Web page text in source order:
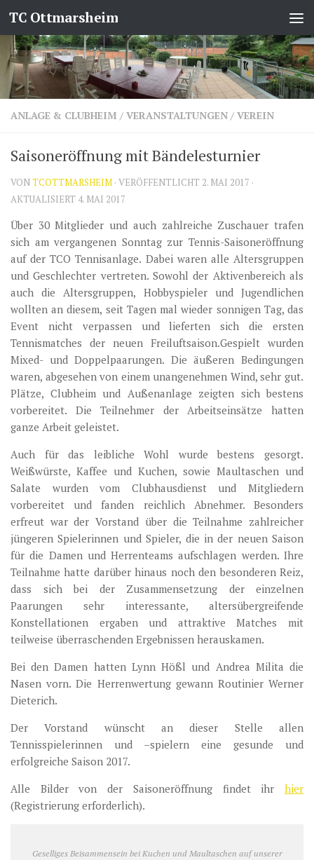
Zum Inhalt springen
TC Ottmarsheim
ANLAGE & CLUBHEIM / VERANSTALTUNGEN / VEREIN
Saisoneröffnung mit Bändelesturnier
VONTCOTTMARSHEIM · VERÖFFENTLICHT 2. MAI 2017 ·
AKTUALISIERT 4. MAI 2017
Über 30 Mitglieder und auch zahlreiche Zuschauer trafen
sich am vergangenen Sonntag zur Tennis-Saisoneröffnung
auf der TCO Tennisanlage. Dabei waren alle Altersgruppen
und Geschlechter vertreten. Sowohl der Aktivenbereich als
auch die Altersgruppen, Hobbyspieler und Jugendlichen
wollten an diesem, seit Tagen mal wieder sonnigen Tag, das
Event nicht verpassen und lieferten sich die ersten
Tennismatches der neuen Freiluftsaison.Gespielt wurden
Mixed- und Doppelpaarungen. Die äußeren Bedingungen
waren, abgesehen von einem unangenehmen Wind, sehr gut.
Plätze, Clubheim und Außenanlage zeigten sich bestens
vorbereitet. Die Teilnehmer der Arbeitseinsätze hatten
ganze Arbeit geleistet.
Auch für das leibliche Wohl wurde bestens gesorgt.
Weißwürste, Kaffee und Kuchen, sowie Maultaschen und
Salate wurden vom Clubhausdienst und Mitgliedern
vorbereitet und fanden reichlich Abnehmer. Besonders
erfreut war der Vorstand über die Teilnahme zahlreicher
jüngeren Spielerinnen und Spieler, die in der neuen Saison
für die Damen und Herrenteams aufschlagen werden. Ihre
Teilnahme hatte darüber hinaus noch den besonderen Reiz,
dass sich bei der Zusammensetzung der einzelnen
Paarungen sehr interessante, altersübergreifende
Konstellationen ergaben und attraktive Matches mit
teilweise überraschenden Ergebnissen herauskamen.
Bei den Damen hatten Lynn Hößl und Andrea Milita die
Nasen vorn. Die Herrenwertung gewann Routinier Werner
Dieterich.
Der Vorstand wünscht an dieser Stelle allen
Tennisspielerinnen und –spielern eine gesunde und
erfolgreiche Saison 2017.
Alle Bilder von der Saisoneröffnung findet ihr hier
(Registrierung erforderlich).
Geselliges Beisammensein bei Kuchen und Maultaschen auf unserer